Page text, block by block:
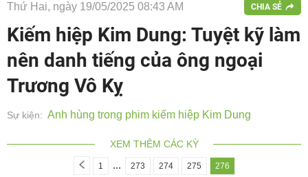
Thứ Hai, ngày 19/05/2025 08:43 AM CHIA SẺ
Kiếm hiệp Kim Dung: Tuyệt kỹ làm
nên danh tiếng của ông ngoại
Trương Vô Kỵ
Sự kiện: Anh hùng trong phim kiếm hiệp Kim Dung
XEM THÊM CÁC KỲ
1 ... 273 274 275 276